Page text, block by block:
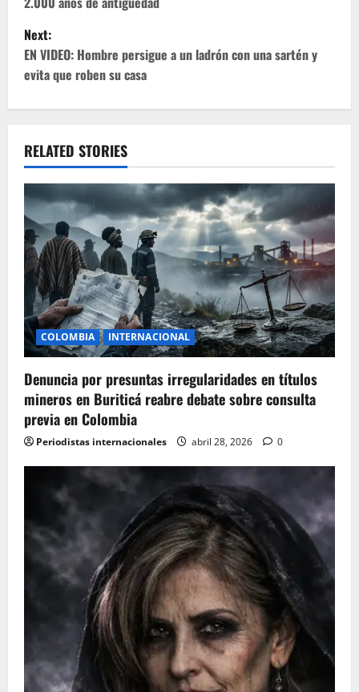
s
t
n
v
i
g
a
t
i
o
n
Next:
EN VIDEO: Hombre persigue a un ladrón con una sartén y
evita que roben su casa
RELATED STORIES
COLOMBIA INTERNACIONAL
Denuncia por presuntas irregularidades en títulos
mineros en Buriticá reabre debate sobre consulta
previa en Colombia
Periodistas internacionales abril 28, 2026 0